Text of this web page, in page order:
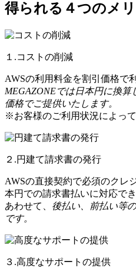
得られる４つのメ
１.コストの削減
AWSの利用料金を割引価格で
MEGAZONEでは日本円に換算
価格でご提供いたします。
※お客様のご利用状況によっ
２.円建て請求書の発行
AWSの直接契約で必須のクレ
本円での請求書払いに対応で
あわせて、 後払い、前払い等
です。
３.高度なサポートの提供